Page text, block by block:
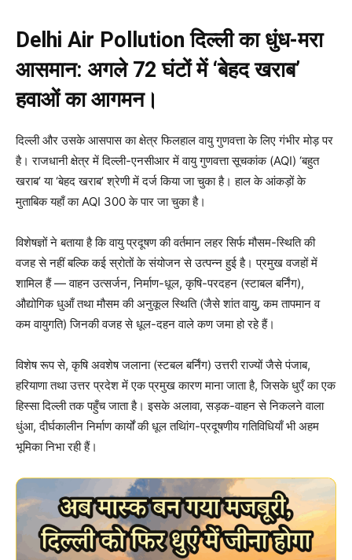
Delhi Air Pollution दिल्ली का धुंध-मरा
आसमान: अगले 72 घंटों में ‘बेहद खराब’
हवाओं का आगमन।
दिल्ली और उसके आसपास का क्षेत्र फिलहाल वायु गुणवत्ता के लिए गंभीर मोड़ पर
है। राजधानी क्षेत्र में दिल्ली-एनसीआर में वायु गुणवत्ता सूचकांक (AQI) ‘बहुत
खराब’ या ‘बेहद खराब’ श्रेणी में दर्ज किया जा चुका है। हाल के आंकड़ों के
मुताबिक यहाँ का AQI 300 के पार जा चुका है।
विशेषज्ञों ने बताया है कि वायु प्रदूषण की वर्तमान लहर सिर्फ मौसम-स्थिति की
वजह से नहीं बल्कि कई स्रोतों के संयोजन से उत्पन्न हुई है। प्रमुख वजहों में
शामिल हैं — वाहन उत्सर्जन, निर्माण-धूल, कृषि-परदहन (स्टाबल बर्निंग),
औद्योगिक धुआँ तथा मौसम की अनुकूल स्थिति (जैसे शांत वायु, कम तापमान व
कम वायुगति) जिनकी वजह से धूल-दहन वाले कण जमा हो रहे हैं।
विशेष रूप से, कृषि अवशेष जलाना (स्टबल बर्निंग) उत्तरी राज्यों जैसे पंजाब,
हरियाणा तथा उत्तर प्रदेश में एक प्रमुख कारण माना जाता है, जिसके धुएँ का एक
हिस्सा दिल्ली तक पहुँच जाता है। इसके अलावा, सड़क-वाहन से निकलने वाला
धुंआ, दीर्घकालीन निर्माण कार्यों की धूल तथािंग-प्रदूषणीय गतिविधियाँ भी अहम
भूमिका निभा रही हैं।